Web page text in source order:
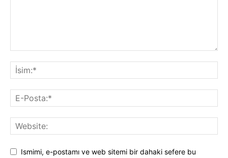
Ismimi, e-postamı ve web sitemi bir dahaki sefere bu